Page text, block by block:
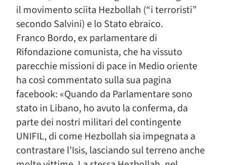
il movimento sciita Hezbollah (“i terroristi”
secondo Salvini) e lo Stato ebraico.
Franco Bordo, ex parlamentare di
Rifondazione comunista, che ha vissuto
parecchie missioni di pace in Medio oriente
ha così commentato sulla sua pagina
facebook: «Quando da Parlamentare sono
stato in Libano, ho avuto la conferma, da
parte dei nostri militari del contingente
UNIFIL, di come Hezbollah sia impegnata a
contrastare l’Isis, lasciando sul terreno anche